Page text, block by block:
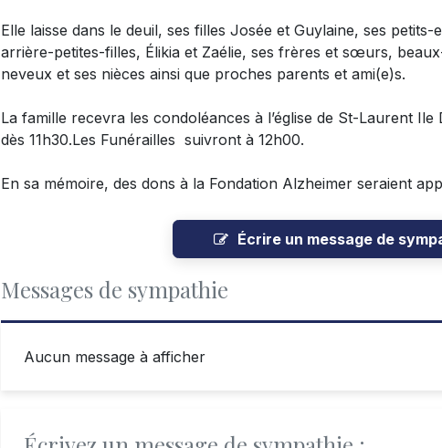
Elle laisse dans le deuil, ses filles Josée et Guylaine, ses
arrière-petites-filles, Élikia et Zaélie, ses frères et sœurs,
neveux et ses nièces ainsi que proches parents et ami(e)s.
La famille recevra les condoléances à l’église de St-Laurent Ile
dès 11h30.Les Funérailles suivront à 12h00.
En sa mémoire, des dons à la Fondation Alzheimer seraient
Écrire un message de
Messages de sympathie
Aucun message à afficher